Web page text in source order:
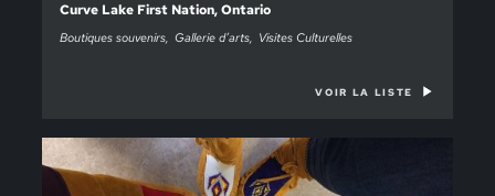
Curve Lake First Nation, Ontario
Boutiques souvenirs Gallerie d’arts Visites Culturelles
VOIR LA LISTE